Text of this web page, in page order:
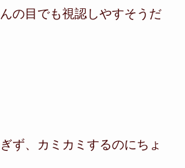
の目でも視認しやすそうだ
ず、カミカミするのにちょ